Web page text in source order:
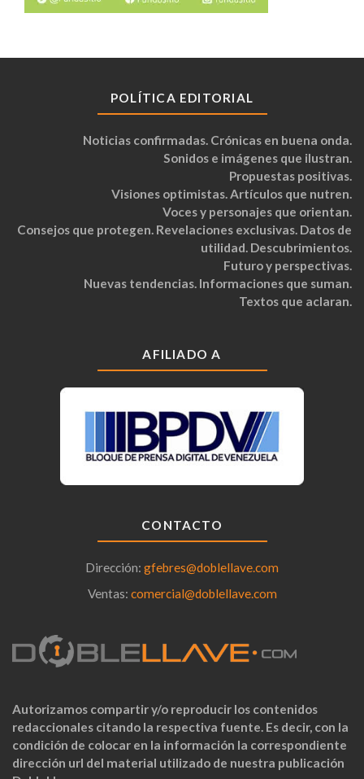
POLÍTICA EDITORIAL
Noticias confirmadas. Crónicas en buena onda.
Sonidos e imágenes que ilustran.
Propuestas positivas.
Visiones optimistas. Artículos que nutren.
Voces y personajes que orientan.
Consejos que protegen. Revelaciones exclusivas. Datos de
utilidad. Descubrimientos.
Futuro y perspectivas.
Nuevas tendencias. Informaciones que suman.
Textos que aclaran.
AFILIADO A
CONTACTO
Dirección: gfebres@doblellave.com
Ventas: comercial@doblellave.com
Autorizamos compartir y/o reproducir los contenidos
redaccionales citando la respectiva fuente. Es decir, con la
condición de colocar en la información la correspondiente
dirección url del material utilizado de nuestra publicación